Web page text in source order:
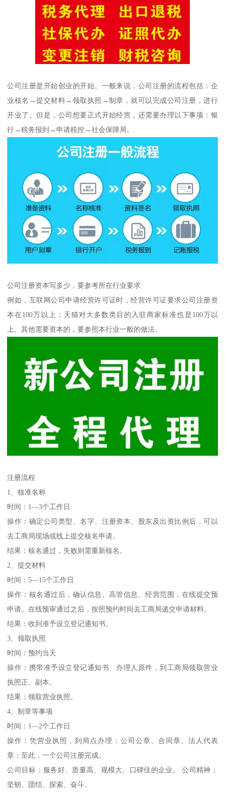
公司注册是开始创业的开始。一般来说，公司注册的流程包括：企
业核名→提交材料→领取执照→制章，就可以完成公司注册，进行
开业了。但是，公司想要正式开始经营，还需要办理以下事项：银
行→税务报到→申请税控→社会保障局。
公司注册资本写多少，要参考所在行业要求
例如，互联网公司申请经营许可证时，经营许可证要求公司注册资
本在100万以上；天猫对大多数类目的入驻商家标准也是100万以
上。其他需要资本的，要参照本行业一般的做法。
注册流程
1、核准名称
时间：1—3个工作日
操作：确定公司类型、名字、注册资本、股东及出资比例后，可以
去工商局现场或线上提交核名申请。
结果：核名通过，失败则需重新核名。
2、提交材料
时间：5—15个工作日
操作：核名通过后，确认信息、高管信息、经营范围，在线提交预
申请。在线预审通过之后，按照预约时间去工商局递交申请材料。
结果：收到准予设立登记通知书。
3、领取执照
时间：预约当天
操作：携带准予设立登记通知书、办理人原件，到工商局领取营业
执照正、副本。
结果：领取营业执照。
4、制章等事项
时间：1—2个工作日
操作：凭营业执照，到局点办理：公司公章、合同章、法人代表
章；至此，一个公司注册完成。
公司目标：服务好、质量高、规模大、口碑佳的企业。 公司精神：
坚韧、团结、探索、奋斗。